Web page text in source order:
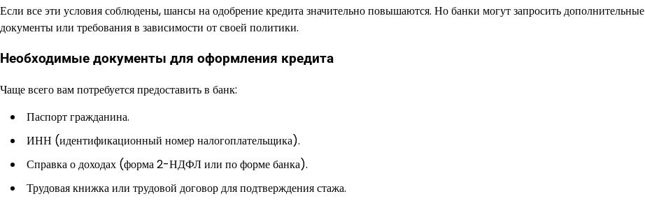
Если все эти условия соблюдены, шансы на одобрение кредита значительно повышаются. Но банки могут запросить дополнительные
документы или требования в зависимости от своей политики.
Необходимые документы для оформления кредита
Чаще всего вам потребуется предоставить в банк:
Паспорт гражданина.
ИНН (идентификационный номер налогоплательщика).
Справка о доходах (форма 2-НДФЛ или по форме банка).
Трудовая книжка или трудовой договор для подтверждения стажа.